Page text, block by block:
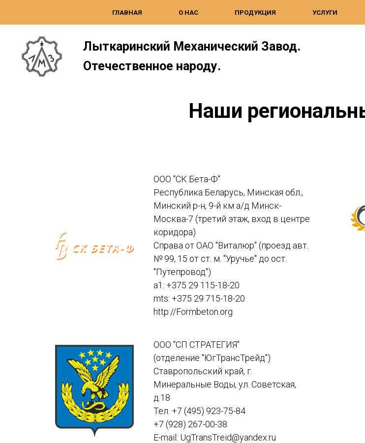
Лыткаринский Механический Завод.
Отечественное народу.
ГЛАВНАЯ О НАС ПРОДУКЦИЯ УСЛУГИ
Наши
ООО "СК Бета-Ф"
Республика Беларусь, Минская обл.,
Минский р-н, 9-й км а/д Минск-
Москва-7 (третий этаж, вход в центре
коридора)
Справа от ОАО "Виталюр" (проезд авт.
№ 99, 15 от ст. м. "Уручье" до ост.
"Путепровод")
a1: +375 29 115-18-20
mts: +375 29 715-18-20
http://Formbeton.org
ООО "СП СТРАТЕГИЯ"
(отделение "ЮгТрансТрейд")
Ставропольский край, г.
Минеральные Воды, ул. Советская,
д.18
Тел. +7 (495) 923-75-84
+7 (928) 267-00-38
E-mail: UgTransTreid@yandex.ru